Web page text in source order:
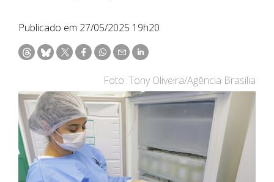
Publicado em 27/05/2025 19h20
Foto: Tony Oliveira/Agência Brasília